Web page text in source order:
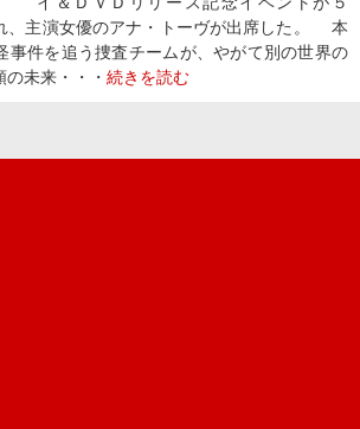
、主演女優のアナ・トーヴが出席した。 本
事件を追う捜査チームが、やがて別の世界の
未来・・・ 続きを読む